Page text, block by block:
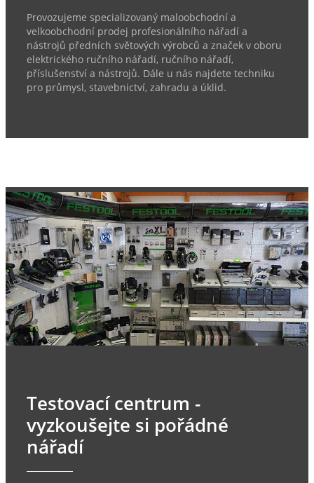
Provozujeme specializovaný maloobchodní a
velkoobchodní prodej profesionálního nářadí a
nástrojů předních světových výrobců a značek v oboru
elektrického ručního nářadí, ručního nářadí,
příslušenství a nástrojů. Dále u nás najdete techniku
pro průmysl, stavebnictví, zahradu a úklid.
Testovací centrum -
vyzkoušejte si pořádné
nářadí